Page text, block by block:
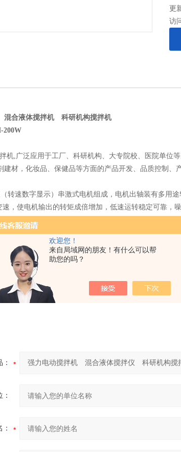
欢迎您！
来自局域网的朋友！有什么可以帮
助您的吗？
更
访
合液体搅拌机 科研机构搅拌机
200W
机,广泛应用于工厂、科研机构、大专院校、医院单位
建材，化妆品、保健品等方面的产品开发、品质控制、
转速数字显示）串激式电机组成，电机出轴装有多用途
，使电机输出的转矩成倍增加，低速运转稳定可靠，噪
塑性注塑而成，精心设计，保证了使用时的安全可靠性
：1 rpm或3% 读数
： 510/300
L
H）cm ：30＊36＊76
：